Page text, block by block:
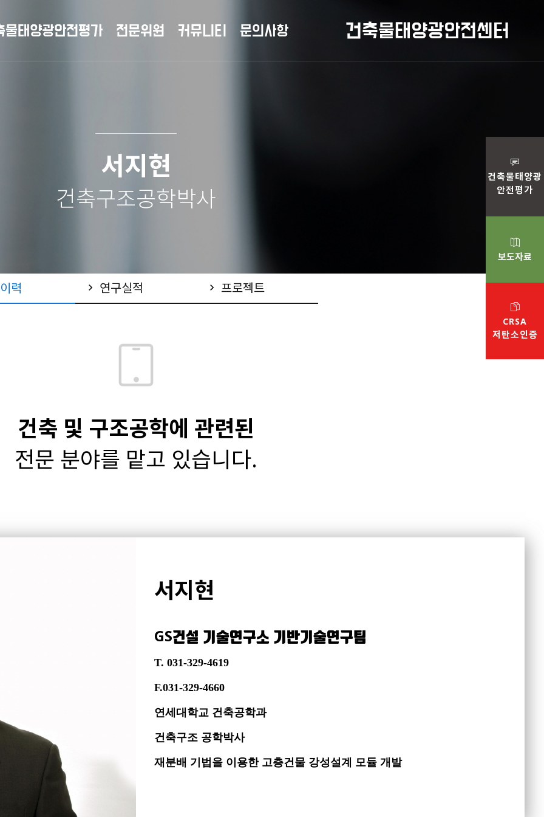
물태양광안전평가 전문위원 커뮤니티 문의사항 건축물태양광안전센터
서지현
건축구조공학박사
력 chevron_right 연구실적 chevron_right 프로젝트
건축 및 구조공학에 관련된
전문 분야를 맡고 있습니다.
서지현
GS건설 기술연구소 기반기술연구팀
T. 031-329-4619
F.031-329-4660
연세대학교 건축공학과
건축구조 공학박사
재분배 기법을 이용한 고층건물 강성설계 모듈 개발
건축물태양광
안전평가
보도자료
CRSA
저탄소인증